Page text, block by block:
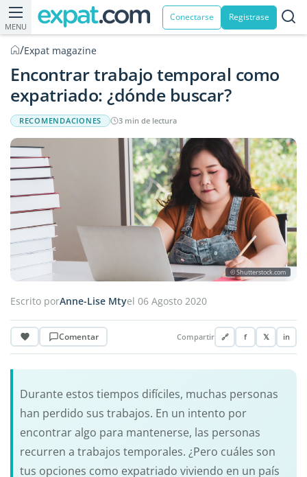
MENU
Conectarse Registrase
/Expat magazine
Encontrar trabajo temporal como
expatriado: ¿dónde buscar?
RECOMENDACIONES 3 min de lectura
© Shutterstock.com
Escrito porAnne-Lise Mtyel 06 Agosto 2020
Comentar Compartir 🔗 f 𝕏 in
Durante estos tiempos difíciles, muchas personas
han perdido sus trabajos. En un intento por
encontrar algo para mantenerse, las personas
recurren a trabajos temporales. ¿Pero cuáles son
tus opciones como expatriado viviendo en un país